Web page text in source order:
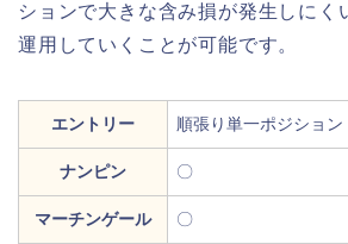
ションで大きな含み損が発生しにく
運用していくことが可能です。
エントリー 順張り単一ポジション
ナンピン 〇
マーチンゲール 〇